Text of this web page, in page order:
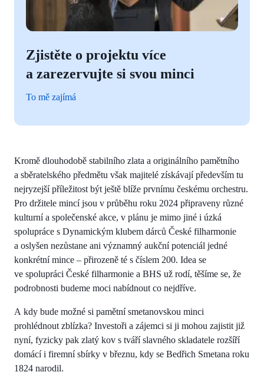
Zjistěte o projektu více
a zarezervujte si svou minci
To mě zajímá
Kromě dlouhodobě stabilního zlata a originálního pamětního
a sběratelského předmětu však majitelé získávají především tu
nejryzejší příležitost být ještě blíže prvnímu českému orchestru.
Pro držitele mincí jsou v průběhu roku 2024 připraveny různé
kulturní a společenské akce, v plánu je mimo jiné i úzká
spolupráce s Dynamickým klubem dárců České filharmonie
a oslyšen nezůstane ani významný aukční potenciál jedné
konkrétní mince – přirozeně té s číslem 200. Idea se
ve spolupráci České filharmonie a BHS už rodí, těšíme se, že
podrobnosti budeme moci nabídnout co nejdříve.
A kdy bude možné si pamětní smetanovskou minci
prohlédnout zblízka? Investoři a zájemci si ji mohou zajistit již
nyní, fyzicky pak zlatý kov s tváří slavného skladatele rozšíří
domácí i firemní sbírky v březnu, kdy se Bedřich Smetana roku
1824 narodil.